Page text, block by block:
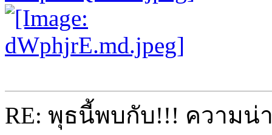
RE: พุธนี้พบกับ!!! ความน่